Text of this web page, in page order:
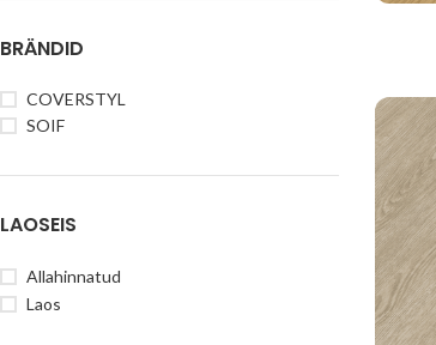
BRÄNDID
COVERSTYL
SOIF
LAOSEIS
Allahinnatud
Laos